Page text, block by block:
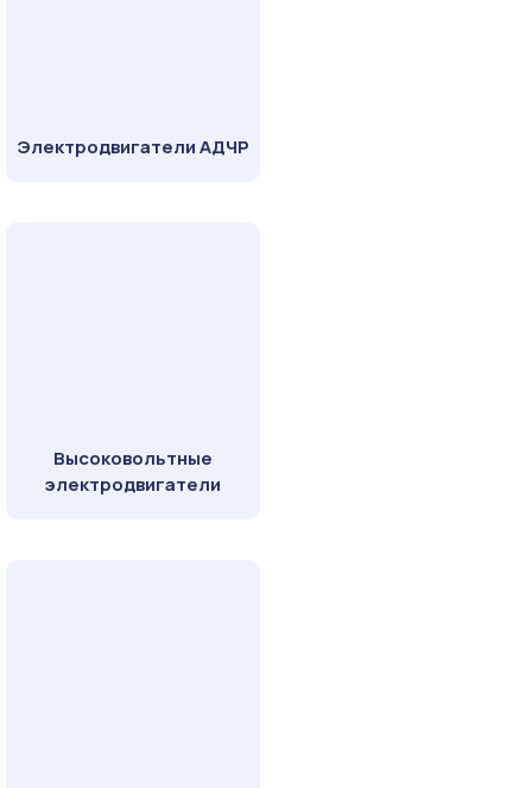
Электродвигатели АДЧР
Высоковольтные
электродвигатели